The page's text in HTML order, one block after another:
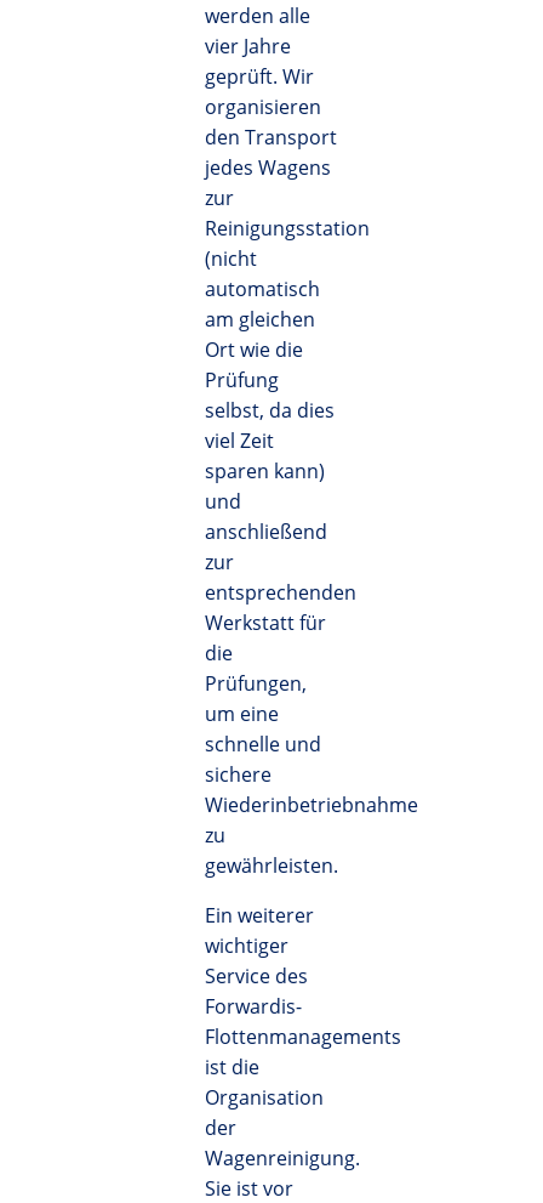
werden alle
vier Jahre
geprüft. Wir
organisieren
den Transport
jedes Wagens
zur
Reinigungsstation
(nicht
automatisch
am gleichen
Ort wie die
Prüfung
selbst, da dies
viel Zeit
sparen kann)
und
anschließend
zur
entsprechenden
Werkstatt für
die
Prüfungen,
um eine
schnelle und
sichere
Wiederinbetriebnahme
zu
gewährleisten.
Ein weiterer
wichtiger
Service des
Forwardis-
Flottenmanagements
ist die
Organisation
der
Wagenreinigung.
Sie ist vor